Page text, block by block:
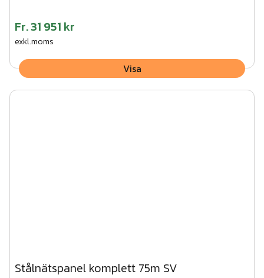
Fr.31 951 kr
exkl.moms
Visa
Stålnätspanel komplett 75m SV